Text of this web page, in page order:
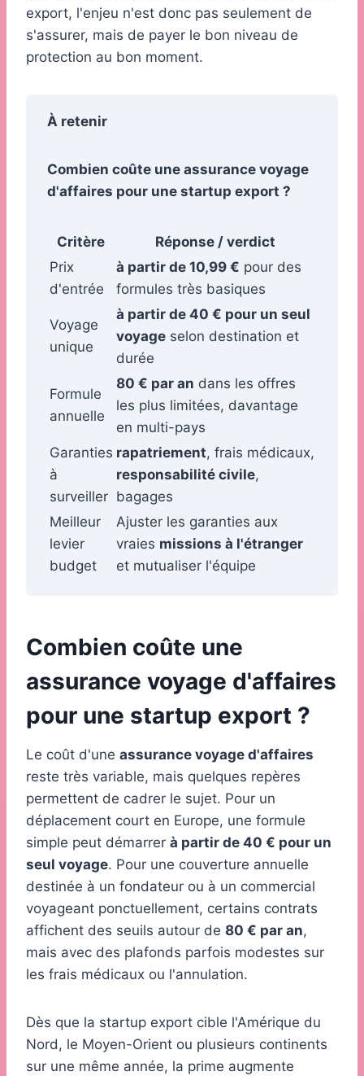
export, l'enjeu n'est donc pas seulement de
s'assurer, mais de payer le bon niveau de
protection au bon moment.
À retenir
Combien coûte une assurance voyage
d'affaires pour une startup export ?
Critère
Réponse / verdict
Prix
d'entrée
à partir de 10,99 € pour des
formules très basiques
Voyage
unique
à partir de 40 € pour un seul
voyageselon destination et
durée
Formule
annuelle
80 € par an dans les offres
les plus limitées, davantage
en multi-pays
Garanties
à
surveiller
rapatriement, frais médicaux,
responsabilité civile,
bagages
Meilleur
levier
budget
Ajuster les garanties aux
vraies missions à l'étranger
et mutualiser l'équipe
Combien coûte une
assurance voyage d'affaires
pour une startup export ?
Le coût d'une assurance voyage d'affaires
reste très variable, mais quelques repères
permettent de cadrer le sujet. Pour un
déplacement court en Europe, une formule
simple peut démarrer à partir de 40 € pour un
seul voyage. Pour une couverture annuelle
destinée à un fondateur ou à un commercial
voyageant ponctuellement, certains contrats
affichent des seuils autour de 80 € par an,
mais avec des plafonds parfois modestes sur
les frais médicaux ou l'annulation.
Dès que la startup export cible l'Amérique du
Nord, le Moyen-Orient ou plusieurs continents
sur une même année, la prime augmente